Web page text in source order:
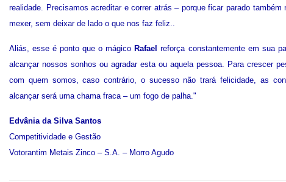
realidade. Precisamos acreditar e correr atrás – porque ficar parado
mexer, sem deixar de lado o que nos faz feliz..
Aliás, esse é ponto que o mágico Rafael reforça constantemente em sua
alcançar nossos sonhos ou agradar esta ou aquela pessoa. Para crescer
com quem somos, caso contrário, o sucesso não trará felicidade, as
alcançar será uma chama fraca – um fogo de palha."
Edvânia da Silva Santos
Competitividade e Gestão
Votorantim Metais Zinco – S.A. – Morro Agudo